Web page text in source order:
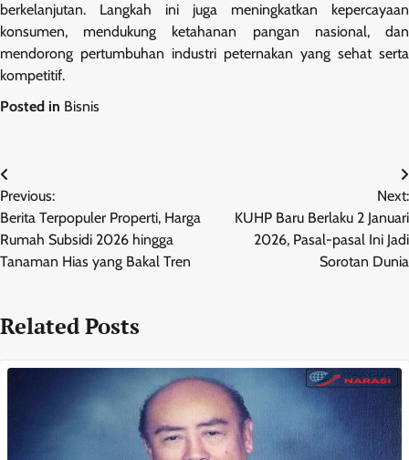
berkelanjutan. Langkah ini juga meningkatkan kepercayaan
konsumen, mendukung ketahanan pangan nasional, dan
mendorong pertumbuhan industri peternakan yang sehat serta
kompetitif.
Posted in Bisnis
Navigasi
pos
Previous:
Berita Terpopuler Properti, Harga
Rumah Subsidi 2026 hingga
Tanaman Hias yang Bakal Tren
Next:
KUHP Baru Berlaku 2 Januari
2026, Pasal-pasal Ini Jadi
Sorotan Dunia
Related Posts